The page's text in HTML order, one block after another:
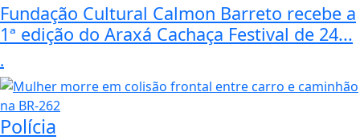
Fundação Cultural Calmon Barreto recebe a
1ª edição do Araxá Cachaça Festival de 24...
.
Polícia